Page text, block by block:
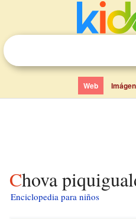
Web
Chova
Enciclopedia para niños